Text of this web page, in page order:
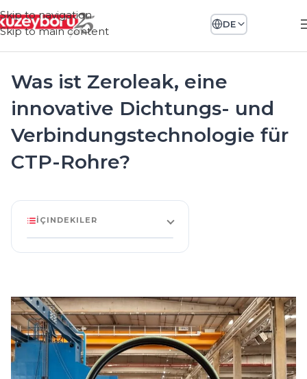
Skip to navigation
Skip to main content
DE
Was ist Zeroleak, eine
innovative Dichtungs- und
Verbindungstechnologie für
CTP-Rohre?
İÇINDEKILER